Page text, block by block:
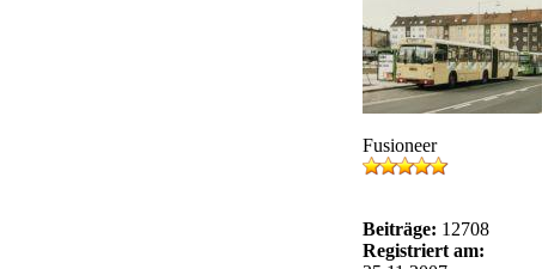
Fusioneer
Beiträge: 12708
Registriert am: